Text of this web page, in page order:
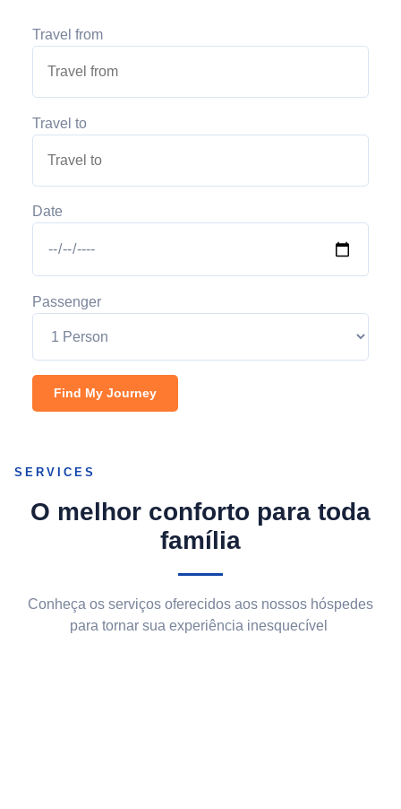
Travel from
Travel to
Date
Passenger
Find My Journey
SERVICES
O melhor conforto para toda
família
Conheça os serviços oferecidos aos nossos hóspedes
para tornar sua experiência inesquecível